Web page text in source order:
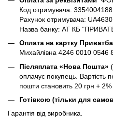
Код отримувача: 3354004188
Рахунок отримувача:
Назва банку: АТ КБ
Оплата на картку
Михайлівна 4246 0010 0546
Післяплата «Нова Пошта»
оплачує покупець. Вартість
пошти становить 20 грн + 2%
Готівкою (тільки для
Гарантія від виробника.